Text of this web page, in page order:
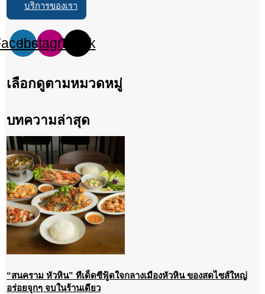
บริการของเรา
InstagramTiktok
เลือกดูตามหมวดหมู่
บทความล่าสุด
“สนคราม หัวหิน” ทีเด็ดซีฟู้ดใจกลางเมืองหัวหิน ของสดไซส์ใหญ่
อร่อยจุกๆ จบในร้านเดียว